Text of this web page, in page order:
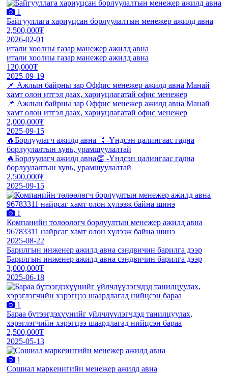
1
Байгууллага хариуцсан борлуулалтын менежер ажилд авна
2,500,000₮
2026-02-01
итали хоолны газар манежер ажилд авна
итали хоолны газар манежер ажилд авна
120,000₮
2025-09-19
📌 Ажлын байрны зар Оффис менежер ажилд авна Манай
хамт олон итгэл даах, хариуцлагатай офис менежер
📌 Ажлын байрны зар Оффис менежер ажилд авна Манай
хамт олон итгэл даах, хариуцлагатай офис менежер
2,000,000₮
2025-09-15
🔥Борлуулагч ажилд авна👏 -Үндсэн цалингаас гадна
борлуулалтын хувь, урамшуулалтай
🔥Борлуулагч ажилд авна👏 -Үндсэн цалингаас гадна
борлуулалтын хувь, урамшуулалтай
2,500,000₮
2025-09-15
1
Компанийн төлөөлөгч борлуултын менежер ажилд авна
96783311 найрсаг хамт олон хүлээж байна шинэ
2025-08-22
Барилгын инженер ажилд авна сэндвичин барилга дээр
Барилгын инженер ажилд авна сэндвичин барилга дээр
3,000,000₮
2025-06-18
1
Бараа бүтээгдэхүүнийг үйлчлүүлэгчдэд танилцуулах,
хэрэглэгчийн хэрэгцээ шаардлагад нийцсэн бараа
2,500,000₮
2025-05-13
1
Сошиал маркеингийн менежер ажилд авна